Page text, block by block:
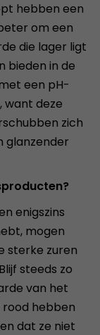
hebben een
om een
die lager ligt
bieden in de
een pH-
want deze
zich
glanzender
enigszins
mogen
sterke zuren
steeds zo
van het
rood hebben
dat ze niet